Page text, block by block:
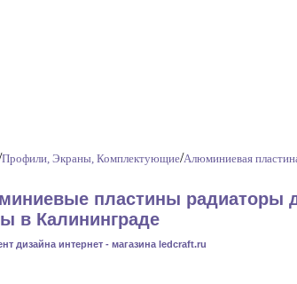
Профили, Экраны, Комплектующие/Алюминиевая
пластины радиаторы
в Калининграде